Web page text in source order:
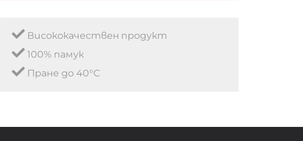
Висококачествен продукт
100% памук
Пране до 40°C